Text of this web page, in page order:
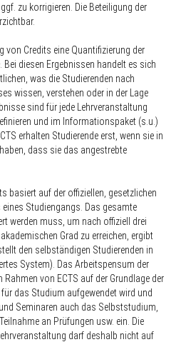
zu korrigieren. Die Beteiligung der
von Credits eine Quantifizierung der
Bei diesen Ergebnissen handelt es sich
was die Studierenden nach
wissen, verstehen oder in der Lage
sind für jede Lehrveranstaltung
und im Informationspaket (s.u.)
erhalten Studierende erst, wenn sie in
dass sie das angestrebte
basiert auf der offiziellen, gesetzlichen
Studiengangs. Das gesamte
werden muss, um nach offiziell drei
Grad zu erreichen, ergibt
den selbständigen Studierenden in
System). Das Arbeitspensum der
von ECTS auf der Grundlage der
das Studium aufgewendet wird und
Seminaren auch das Selbststudium,
an Prüfungen usw. ein. Die
darf deshalb nicht auf